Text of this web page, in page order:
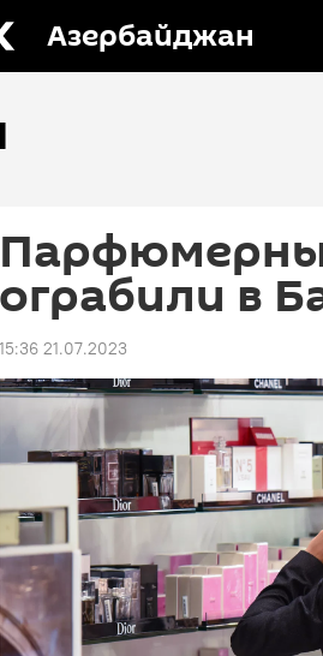
Азербайджан
ограбили в
15:36 21.07.2023